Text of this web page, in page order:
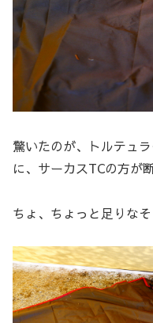
驚いたのが、トルテュ
に、サーカスTCの方が
ちょ、ちょっと足りな